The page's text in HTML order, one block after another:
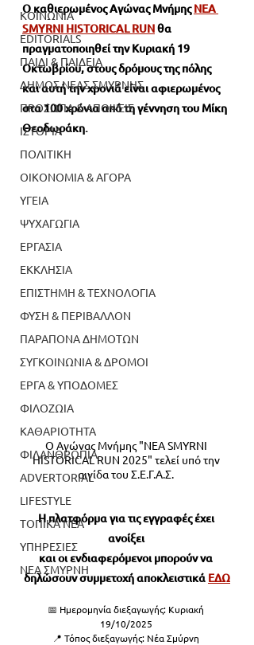
ΚΟΙΝΩΝΙΑ
EDITORIALS
ΠΑΙΔΙ & ΠΑΙΔΕΙΑ
ΔΗΜΟΣ ΝΕΑΣ ΣΜΥΡΝΗΣ
ΠΡΟΣΩΠΑ & ΑΠΟΨΕΙΣ
ΙΣΤΟΡΙΑ
ΠΟΛΙΤΙΚΗ
ΟΙΚΟΝΟΜΙΑ & ΑΓΟΡΑ
ΥΓΕΙΑ
ΨΥΧΑΓΩΓΙΑ
ΕΡΓΑΣΙΑ
ΕΚΚΛΗΣΙΑ
ΕΠΙΣΤΗΜΗ & ΤΕΧΝΟΛΟΓΙΑ
ΦΥΣΗ & ΠΕΡΙΒΑΛΛΟΝ
ΠΑΡΑΠΟΝΑ ΔΗΜΟΤΩΝ
ΣΥΓΚΟΙΝΩΝΙΑ & ΔΡΟΜΟΙ
ΕΡΓΑ & ΥΠΟΔΟΜΕΣ
ΦΙΛΟΖΩΙΑ
ΚΑΘΑΡΙΟΤΗΤΑ
ΦΙΛΑΝΘΡΩΠΙΑ
ADVERTORIAL
LIFESTYLE
ΤΟΠΙΚΑ ΝΕΑ
ΥΠΗΡΕΣΙΕΣ
ΝΕΑ ΣΜΥΡΝΗ
Ο καθιερωμένος Αγώνας Μνήμης NEA
SMYRNI HISTORICAL RUN θα
πραγματοποιηθεί την Κυριακή 19
Οκτωβρίου, στους δρόμους της πόλης
και αυτή την χρονιά είναι αφιερωμένος
στα 100 χρόνια από τη γέννηση του Μίκη
Θεοδωράκη.
Ο Αγώνας Μνήμης "NEA SMYRNI
HISTORICAL RUN 2025" τελεί υπό την
αιγίδα του Σ.Ε.Γ.Α.Σ.
Η πλατφόρμα για τις εγγραφές έχει
ανοίξει
και οι ενδιαφερόμενοι μπορούν να
δηλώσουν συμμετοχή αποκλειστικά ΕΔΩ
📅 Ημερομηνία διεξαγωγής: Κυριακή
19/10/2025
📍 Τόπος διεξαγωγής: Νέα Σμύρνη